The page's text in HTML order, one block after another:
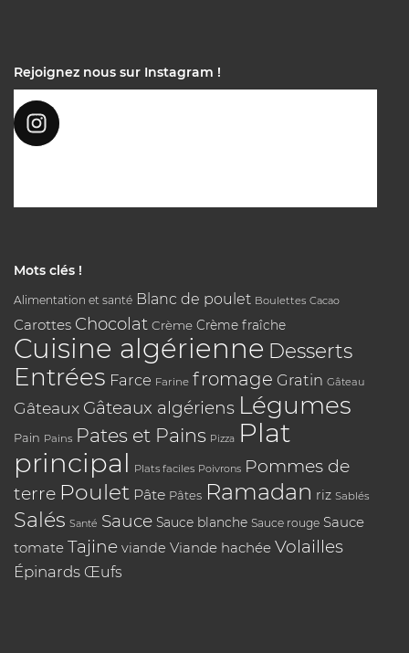
Rejoignez nous sur Instagram !
Mots clés !
Alimentation et santé Blanc de poulet Boulettes Cacao
Carottes Chocolat Crème Crème fraîche
Cuisine algérienne Desserts
Entrées Farce Farine fromage Gratin Gâteau
Gâteaux Gâteaux algériens Légumes
Pain Pains Pates et Pains Pizza Plat
principal Plats faciles Poivrons Pommes de
terre Poulet Pâte Pâtes Ramadan riz Sablés
Salés Santé Sauce Sauce blanche Sauce rouge Sauce
tomate Tajine viande Viande hachée Volailles
Épinards Œufs